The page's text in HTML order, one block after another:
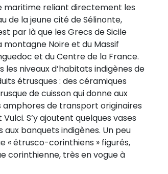
maritime reliant directement les
de la jeune cité de Sélinonte,
par là que les Grecs de Sicile
Noire et du Massif
et du Centre de la France.
niveaux d’habitats indigènes de
étrusques : des céramiques
de cuisson qui donne aux
de transport originaires
S’y ajoutent quelques vases
banquets indigènes. Un peu
« étrusco-corinthiens » figurés,
corinthienne, très en vogue à